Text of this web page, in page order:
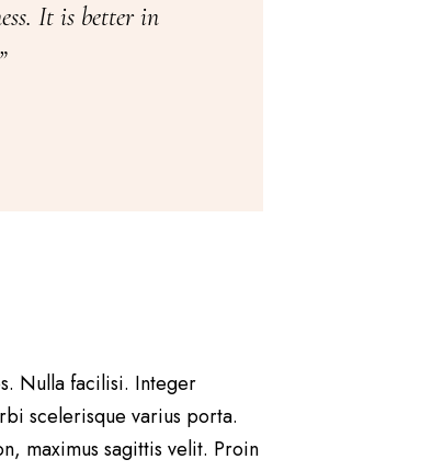
It is better in
Nulla facilisi. Integer
scelerisque varius porta.
maximus sagittis velit. Proin